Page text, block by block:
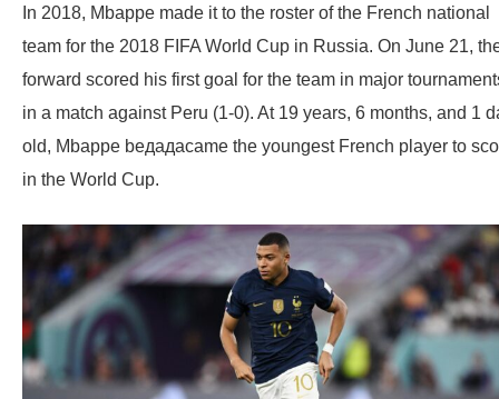
In 2018, Mbappe made it to the roster of the French national
team for the 2018 FIFA World Cup in Russia. On June 21,
forward scored his first goal for the team in major
in a match against Peru (1-0). At 19 years, 6 months, and 1
old, Mbappe beдадаcame the youngest French player to
in the World Cup.